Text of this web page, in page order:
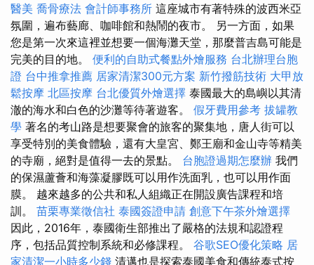
醫美 喬骨療法 會計師事務所 這座城市有著特殊的波西米亞
氛圍，遍布藝廊、咖啡館和熱鬧的夜市。 另一方面，如果
您是第一次來這裡並想要一個海灘天堂，那麼普吉島可能是
完美的目的地。 便利的自助式餐點外燴服務 台北辦理台胞
證 台中推拿推薦 居家清潔300元方案 新竹撥筋技術 大甲放
鬆按摩 北區按摩 台北優質外燴選擇 泰國最大的島嶼以其清
澈的海水和白色的沙灘等待著遊客。 假牙費用參考 拔罐教
學 著名的考山路是想要聚會的旅客的聚集地，唐人街可以
享受特別的美食體驗，還有大皇宮、鄭王廟和金山寺等精美
的寺廟，絕對是值得一去的景點。 台胞證過期怎麼辦 我們
的保濕蘆薈和海藻凝膠既可以用作洗面乳，也可以用作面
膜。 越來越多的公共和私人組織正在開設廣告課程和培
訓。 苗栗專業徵信社 泰國簽證申請 創意下午茶外燴選擇
因此，2016年，泰國衛生部推出了嚴格的法規和認證程
序，包括品質控制系統和必修課程。 谷歌SEO優化策略 居
家清潔一小時多少錢 清邁也是探索泰國美食和傳統泰式按